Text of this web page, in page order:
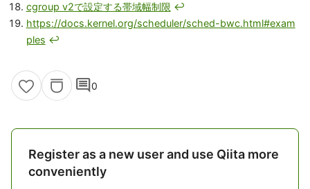
cgroup v2で設定する帯域幅制限 ↩
https://docs.kernel.org/scheduler/sched-bwc.html#exam
ples ↩
comment0
Register as a new user and use Qiita more
conveniently